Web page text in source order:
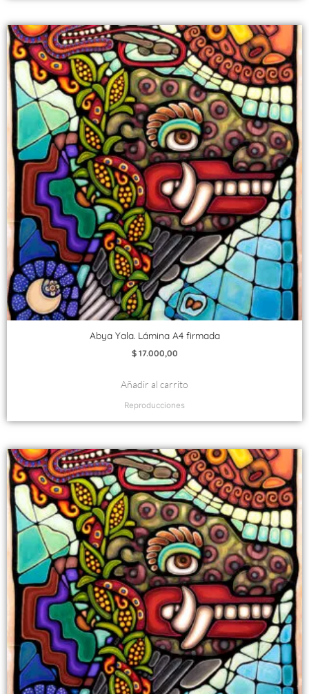
Abya Yala. Lámina A4 firmada
$17.000,00
Añadir al carrito
Reproducciones